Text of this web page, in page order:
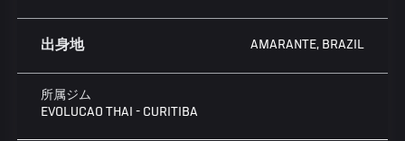
出身地 AMARANTE, BRAZIL
所属ジム
EVOLUCAO THAI - CURITIBA